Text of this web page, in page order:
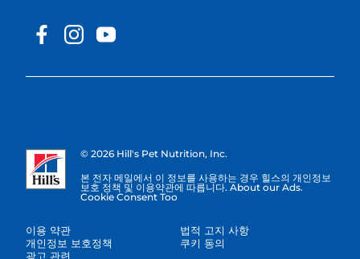
© 2026 Hill's Pet Nutrition, Inc.
본 전자 메일에서 이 정보를 사용하는 경우 힐스의 개인정보
보호 정책 및 이용약관에 따릅니다. About our Ads.
Cookie Consent Too
이용 약관
개인정보 보호정책
광고 관련
법적 고지 사항
쿠키 동의